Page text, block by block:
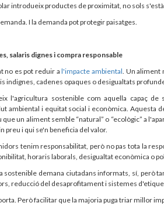
introdueix productes de proximitat, no sols
I la demanda pot protegir paisatges.
salaris dignes i compra responsable
no es pot reduir al'impacte ambiental . Un
indignes, cadenes opaques o desigualtats
l'agricultura sostenible com aquella capaç
ambiental i equitat social i econòmica. Aquesta
que un aliment semble “natural” o “ecològic” a
preu i qui se'n beneficia del valor.
tenim responsabilitat, però no pas tota la
horaris laborals, desigualtat econòmica o
sostenible demana ciutadans informats, sí, però
reducció del desaprofitament i sistemes
Però facilitar que la majoria puga triar millor